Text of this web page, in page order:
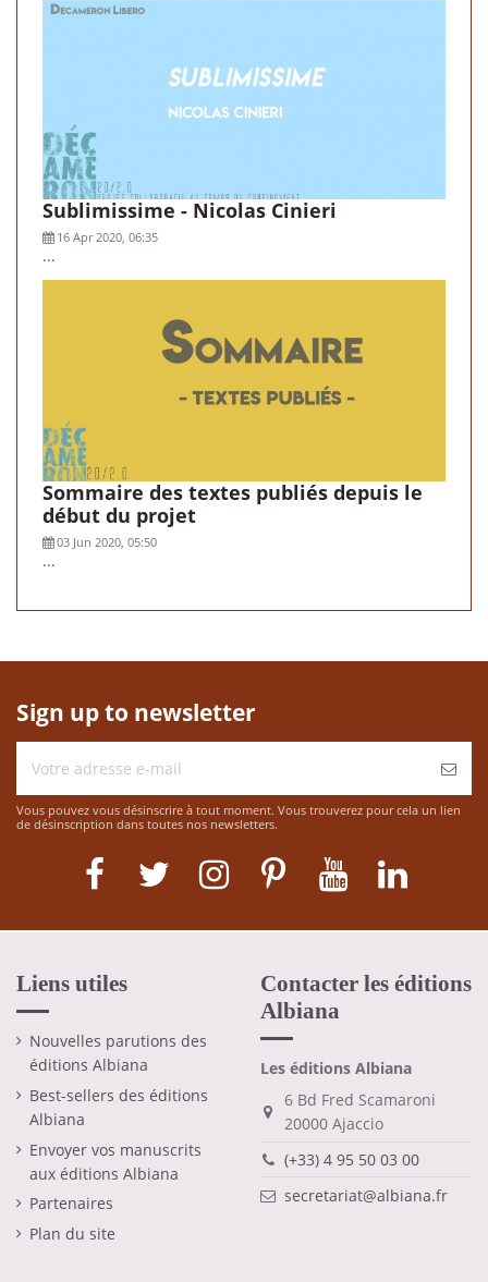
Sublimissime - Nicolas Cinieri
16 Apr 2020, 06:35
...
Sommaire des textes publiés depuis le
début du projet
03 Jun 2020, 05:50
...
Sign up to newsletter
Vous pouvez vous désinscrire à tout moment. Vous trouverez pour cela un lien
de désinscription dans toutes nos newsletters.
Liens utiles
Nouvelles parutions des
éditions Albiana
Best-sellers des éditions
Albiana
Envoyer vos manuscrits
aux éditions Albiana
Partenaires
Plan du site
Contacter les éditions
Albiana
Les éditions Albiana
6 Bd Fred Scamaroni
20000 Ajaccio
(+33) 4 95 50 03 00
secretariat@albiana.fr